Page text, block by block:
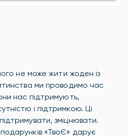
не може жити жоден із
ми проводимо час
нас підтримують,
і підтримкою. Ці
зміцнювати.
«ТвоЄ» дарує